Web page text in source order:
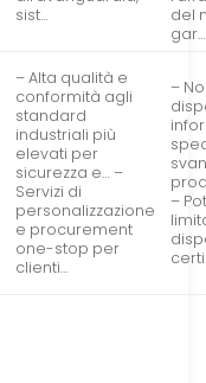
sist…
del
gar…
– Alta qualità e
conformità agli
standard
industriali più
elevati per
sicurezza e… –
Servizi di
personalizzazione
e procurement
one-stop per
clienti…
–
–